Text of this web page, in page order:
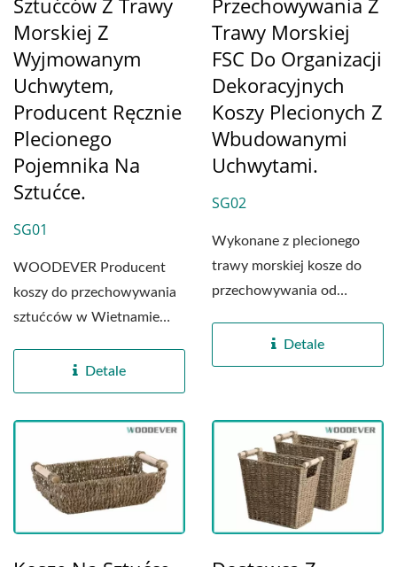
Morskiej Z
Wyjmowanym
Uchwytem,
Producent Ręcznie
Plecionego
Pojemnika Na
Sztućce.
SG01
WOODEVER Producent
koszy do przechowywania
sztućców w Wietnamie
dostarczania...Detale
Trawy Morskiej
FSC Do Organizacji
Dekoracyjnych
Koszy Plecionych Z
Wbudowanymi
Uchwytami.
SG02
Wykonane z plecionego
trawy morskiej kosze do
przechowywania od
produkowane w naszej...
Detale